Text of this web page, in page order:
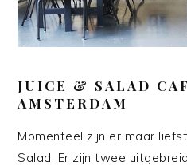
JUICE & SALAD
AMSTERDAM
Momenteel zijn er maar
Salad. Er zijn twee